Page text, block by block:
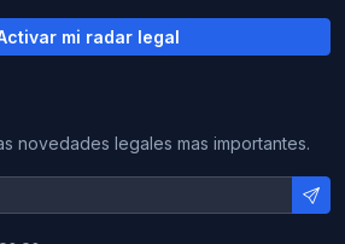
mi radar legal
novedades legales mas importantes.